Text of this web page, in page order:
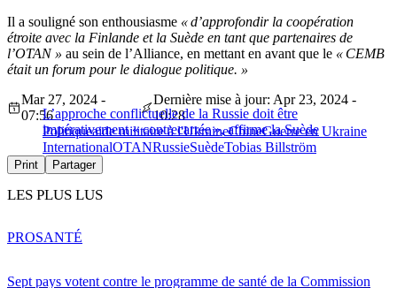
Il a souligné son enthousiasme « d’approfondir la coopération
étroite avec la Finlande et la Suède en tant que partenaires de
l’OTAN » au sein de l’Alliance, en mettant en avant que le « CEMB
était un forum pour le dialogue politique. »
L’approche conflictuelle de la Russie doit être
impérativement « contrecarrée », affirme la Suède
Mar 27, 2024 -
07:56
Dernière mise à jour: Apr 23, 2024 -
10:28
Politiqueaide militaire à l'UkraineChineGuerre en Ukraine
InternationalOTANRussieSuèdeTobias Billström
Print Partager
LES PLUS LUS
Sept pays votent contre le programme de santé de la Commission
PROSANTÉ